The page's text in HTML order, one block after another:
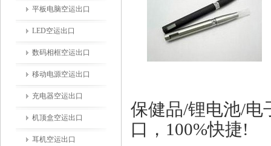
平板电脑空运出口
LED空运出口
数码相框空运出口
移动电源空运出口
充电器空运出口
机顶盒空运出口
耳机空运出口
保健品/锂电池/电
口，100%快捷!